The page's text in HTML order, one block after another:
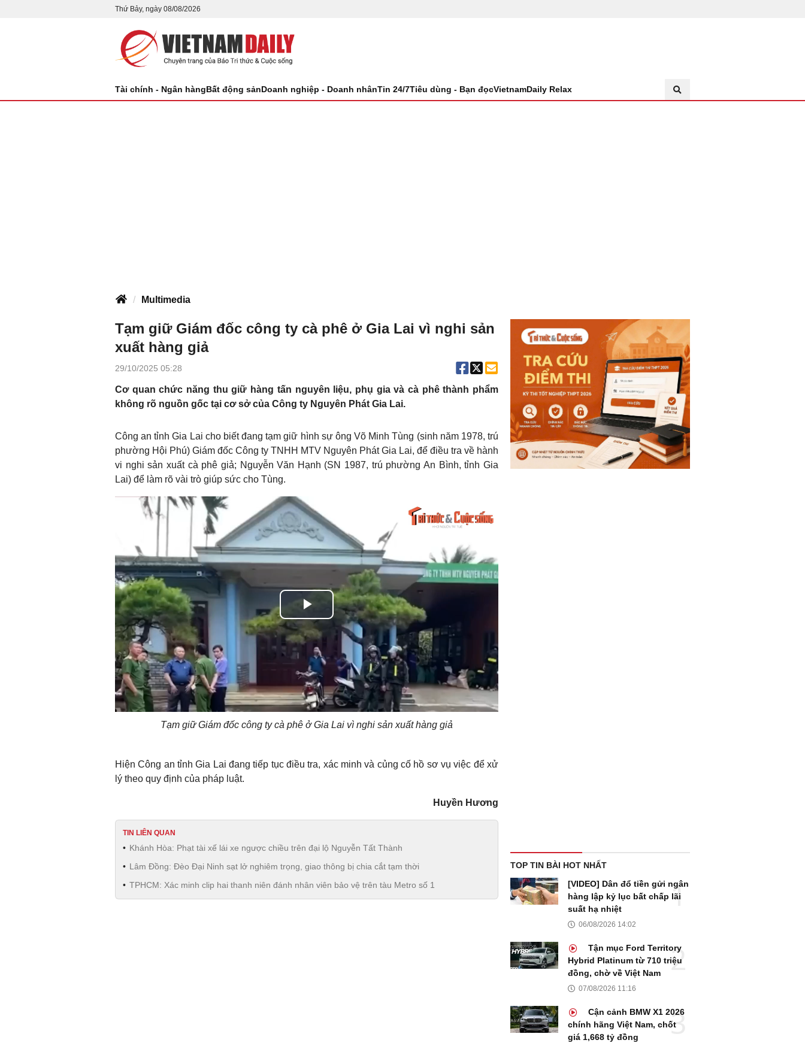
Thứ Bảy, ngày 08/08/2026
Tài chính - Ngân hàngBất động sảnDoanh nghiệp - Doanh nhânTin 24/7Tiêu dùng - Bạn đọcVietnamDaily Relax
Multimedia
Tạm giữ Giám đốc công ty cà phê ở Gia Lai vì nghi sản
xuất hàng giả
29/10/2025 05:28
Cơ quan chức năng thu giữ hàng tấn nguyên liệu, phụ gia và cà phê thành phẩm
không rõ nguồn gốc tại cơ sở của Công ty Nguyên Phát Gia Lai.
Công an tỉnh Gia Lai cho biết đang tạm giữ hình sự ông Võ Minh Tùng (sinh năm 1978, trú
phường Hội Phú) Giám đốc Công ty TNHH MTV Nguyên Phát Gia Lai, để điều tra về hành
vi nghi sản xuất cà phê giả; Nguyễn Văn Hạnh (SN 1987, trú phường An Bình, tỉnh Gia
Lai) để làm rõ vài trò giúp sức cho Tùng.
Play
Video
Tạm giữ Giám đốc công ty cà phê ở Gia Lai vì nghi sản xuất hàng giả
Hiện Công an tỉnh Gia Lai đang tiếp tục điều tra, xác minh và củng cố hồ sơ vụ việc để xử
lý theo quy định của pháp luật.
Huyền Hương
TIN LIÊN QUAN
Khánh Hòa: Phạt tài xế lái xe ngược chiều trên đại lộ Nguyễn Tất Thành
Lâm Đồng: Đèo Đại Ninh sạt lở nghiêm trọng, giao thông bị chia cắt tạm thời
TPHCM: Xác minh clip hai thanh niên đánh nhân viên bảo vệ trên tàu Metro số 1
TOP TIN BÀI HOT NHẤT
[VIDEO] Dân đổ tiền gửi ngân
hàng lập kỷ lục bất chấp lãi
suất hạ nhiệt
06/08/2026 14:02
Tận mục Ford Territory
Hybrid Platinum từ 710 triệu
đồng, chờ về Việt Nam
07/08/2026 11:16
Cận cảnh BMW X1 2026
chính hãng Việt Nam, chốt
giá 1,668 tỷ đồng